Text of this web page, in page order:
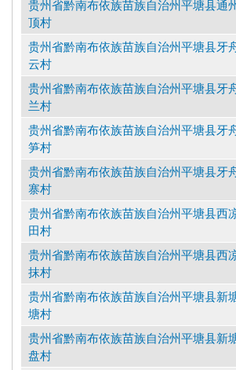
贵州省黔南布依族苗族自治州平塘县通
顶村
贵州省黔南布依族苗族自治州平塘县牙
云村
贵州省黔南布依族苗族自治州平塘县牙
兰村
贵州省黔南布依族苗族自治州平塘县牙
笋村
贵州省黔南布依族苗族自治州平塘县牙
寨村
贵州省黔南布依族苗族自治州平塘县西
田村
贵州省黔南布依族苗族自治州平塘县西
抹村
贵州省黔南布依族苗族自治州平塘县新
塘村
贵州省黔南布依族苗族自治州平塘县新
盘村